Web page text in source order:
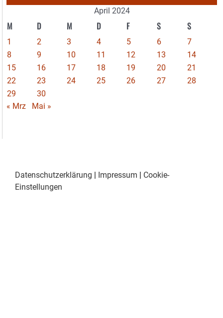
April 2024
M D M D F S S
1 2 3 4 5 6
7
8
9 10 11 12 13
14
15
16 17 18 19 20
21
22
23 24 25 26 27
28
29
30
« Mrz
Mai »
Datenschutzerklärung | Impressum | Cookie-
Einstellungen